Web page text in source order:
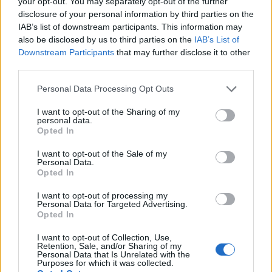
disclosure of your personal information by third parties on the
IAB’s list of downstream participants. This information may
also be disclosed by us to third parties on the IAB’s List of
Downstream Participants that may further disclose it to other
Personal Data Processing Opt Outs
I want to opt-out of the Sharing of my
personal data.
Opted In
I want to opt-out of the Sale of my
Personal Data.
Opted In
I want to opt-out of processing my
Personal Data for Targeted Advertising.
Opted In
I want to opt-out of Collection, Use,
Retention, Sale, and/or Sharing of my
Personal Data that Is Unrelated with the
Purposes for which it was collected.